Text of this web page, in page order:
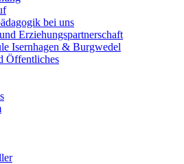
bei uns
Erziehungspartnerschaft
Isernhagen & Burgwedel
Öffentliches